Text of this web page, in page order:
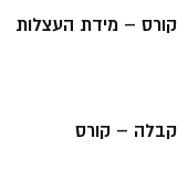
קורס – מידת העצלות
קבלה – קורס